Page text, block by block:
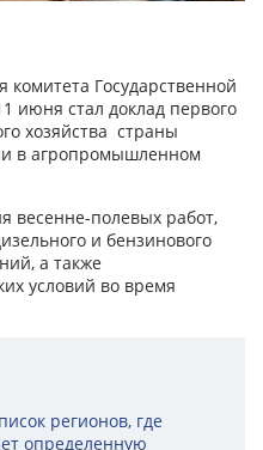
Государственной
июня стал доклад первого
хозяйства страны
в агропромышленном
весенне-полевых работ,
и бензинового
а также
условий во время
регионов, где
определенную